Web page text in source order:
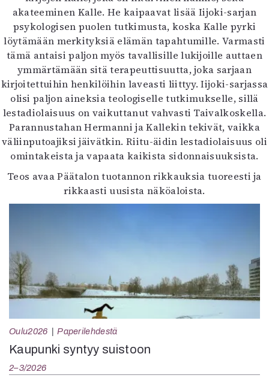
akateeminen Kalle. He kaipaavat lisää Iijoki-sarjan
psykologisen puolen tutkimusta, koska Kalle pyrki
löytämään merkityksiä elämän tapahtumille. Varmasti
tämä antaisi paljon myös tavallisille lukijoille auttaen
ymmärtämään sitä terapeuttisuutta, joka sarjaan
kirjoitettuihin henkilöihin laveasti liittyy. Iijoki-sarjassa
olisi paljon aineksia teologiselle tutkimukselle, sillä
lestadiolaisuus on vaikuttanut vahvasti Taivalkoskella.
Parannustahan Hermanni ja Kallekin tekivät, vaikka
väliinputoajiksi jäivätkin. Riitu-äidin lestadiolaisuus oli
omintakeista ja vapaata kaikista sidonnaisuuksista.
Teos avaa Päätalon tuotannon rikkauksia tuoreesti ja
rikkaasti uusista näköaloista.
Oulu2026 Paperilehdestä
Kaupunki syntyy suistoon
2–3/2026